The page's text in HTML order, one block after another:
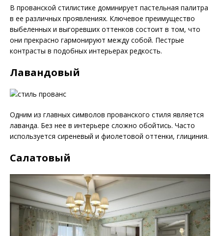
В прованской стилистике доминирует пастельная палитра
в ее различных проявлениях. Ключевое преимущество
выбеленных и выгоревших оттенков состоит в том, что
они прекрасно гармонируют между собой. Пестрые
контрасты в подобных интерьерах редкость.
Лавандовый
Одним из главных символов прованского стиля является
лаванда. Без нее в интерьере сложно обойтись. Часто
используется сиреневый и фиолетовой оттенки, глициния.
Салатовый